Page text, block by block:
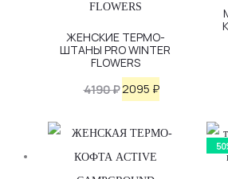
ЖЕНСКИЕ ТЕРМО-
ШТАНЫ PRO WINTER
FLOWERS
4190₽ Первоначальная
составляла
4190 ₽.
2095 ₽Текущая
2095 ₽.